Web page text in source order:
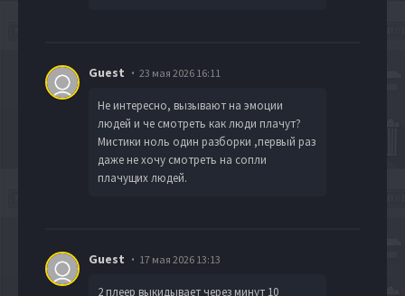
Guest 23 мая 2026 16:11
Не интересно, вызывают на эмоции
людей и че смотреть как люди плачут?
Мистики ноль один разборки ,первый раз
даже не хочу смотреть на сопли
плачущих людей.
Guest 17 мая 2026 13:13
2 плеер выкидывает через минут 10